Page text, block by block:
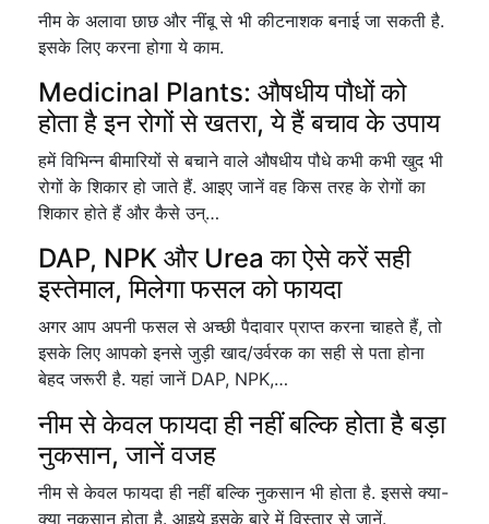
नीम के अलावा छाछ और नींबू से भी कीटनाशक बनाई जा सकती है.
इसके लिए करना होगा ये काम.
Medicinal Plants: औषधीय पौधों को
होता है इन रोगों से खतरा, ये हैं बचाव के उपाय
हमें विभिन्न बीमारियों से बचाने वाले औषधीय पौधे कभी कभी खुद भी
रोगों के शिकार हो जाते हैं. आइए जानें वह किस तरह के रोगों का
शिकार होते हैं और कैसे उन्…
DAP, NPK और Urea का ऐसे करें सही
इस्तेमाल, मिलेगा फसल को फायदा
अगर आप अपनी फसल से अच्छी पैदावार प्राप्त करना चाहते हैं, तो
इसके लिए आपको इनसे जुड़ी खाद/उर्वरक का सही से पता होना
बेहद जरूरी है. यहां जानें DAP, NPK,…
नीम से केवल फायदा ही नहीं बल्कि होता है बड़ा
नुकसान, जानें वजह
नीम से केवल फायदा ही नहीं बल्कि नुकसान भी होता है. इससे क्या-
क्या नुकसान होता है. आइये इसके बारे में विस्तार से जानें.